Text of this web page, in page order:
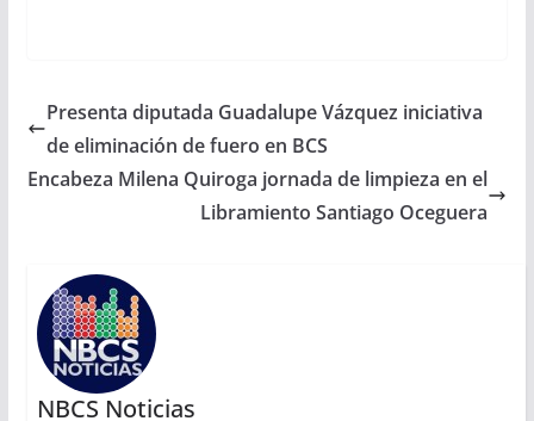
Presenta diputada Guadalupe Vázquez iniciativa
de eliminación de fuero en BCS
Encabeza Milena Quiroga jornada de limpieza en el
Libramiento Santiago Oceguera
NBCS Noticias